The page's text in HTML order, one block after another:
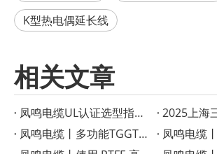
K型热电偶延长线
相关文章
凤鸣电缆UL认证选型指南：如何根据应用选择合适的高温线？
凤鸣电缆丨多功能TGGT耐热线：高温应用的可靠解决方案